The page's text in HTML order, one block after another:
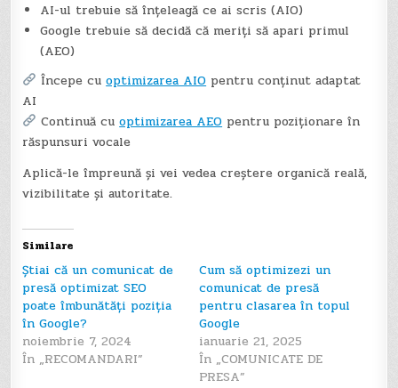
AI-ul trebuie să înțeleagă ce ai scris (AIO)
Google trebuie să decidă că meriți să apari primul
(AEO)
Începe cuoptimizarea AIO pentru conținut adaptat
AI
Continuă cuoptimizarea AEO pentru poziționare în
răspunsuri vocale
Aplică-le împreună și vei vedea creștere organică reală,
vizibilitate și autoritate.
Similare
Știai că un comunicat de
presă optimizat SEO
poate îmbunătăți poziția
în Google?
noiembrie 7, 2024
În „RECOMANDARI”
Cum să optimizezi un
comunicat de presă
pentru clasarea în topul
Google
ianuarie 21, 2025
În „COMUNICATE DE
PRESA”